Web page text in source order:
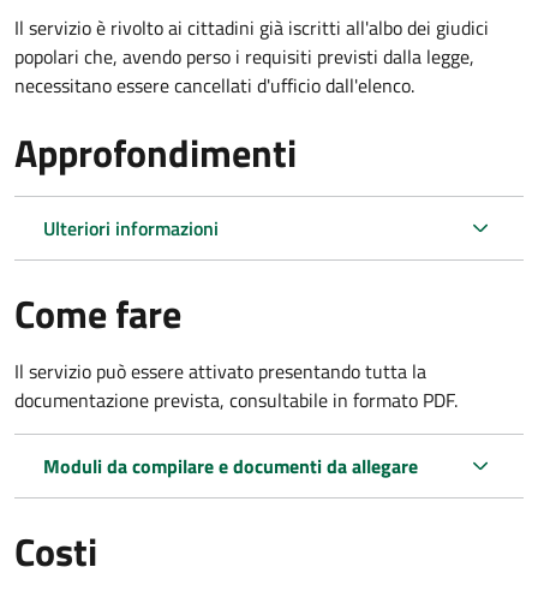
Il servizio è rivolto ai cittadini già iscritti all'albo dei giudici
popolari che, avendo perso i requisiti previsti dalla legge,
necessitano essere cancellati d'ufficio dall'elenco.
Approfondimenti
Ulteriori informazioni
Come fare
Il servizio può essere attivato presentando tutta la
documentazione prevista, consultabile in formato PDF.
Moduli da compilare e documenti da allegare
Costi